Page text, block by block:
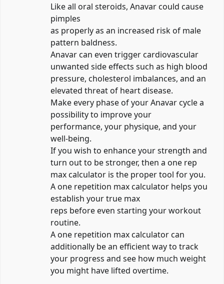
Like all oral steroids, Anavar could cause
pimples
as properly as an increased risk of male
pattern baldness.
Anavar can even trigger cardiovascular
unwanted side effects such as high blood
pressure, cholesterol imbalances, and an
elevated threat of heart disease.
Make every phase of your Anavar cycle a
possibility to improve your
performance, your physique, and your
well-being.
If you wish to enhance your strength and
turn out to be stronger, then a one rep
max calculator is the proper tool for you.
A one repetition max calculator helps you
establish your true max
reps before even starting your workout
routine.
A one repetition max calculator can
additionally be an efficient way to track
your progress and see how much weight
you might have lifted overtime.